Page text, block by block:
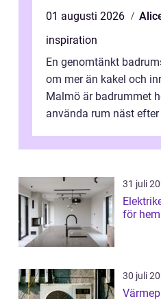
01 augusti 2026
inspiration
En genomtänkt
om mer än kakel och
Malmö är badrummet
använda rum näst
...
31 juli
Elektriker i
för
30 juli